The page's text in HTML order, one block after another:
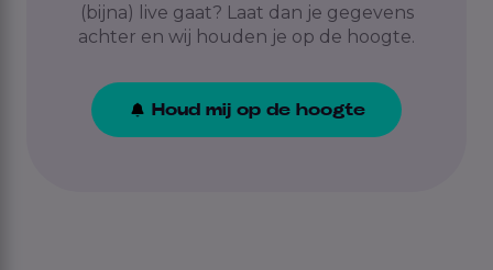
(bijna) live gaat? Laat dan je gegevens
achter en wij houden je op de hoogte.
Houd mij op de hoogte